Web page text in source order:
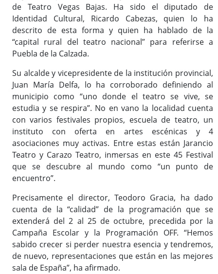
de Teatro Vegas Bajas. Ha sido el diputado de
Identidad Cultural, Ricardo Cabezas, quien lo ha
descrito de esta forma y quien ha hablado de la
“capital rural del teatro nacional” para referirse a
Puebla de la Calzada.
Su alcalde y vicepresidente de la institución provincial,
Juan María Delfa, lo ha corroborado definiendo al
municipio como “uno donde el teatro se vive, se
estudia y se respira”. No en vano la localidad cuenta
con varios festivales propios, escuela de teatro, un
instituto con oferta en artes escénicas y 4
asociaciones muy activas. Entre estas están Jarancio
Teatro y Carazo Teatro, inmersas en este 45 Festival
que se descubre al mundo como “un punto de
encuentro”.
Precisamente el director, Teodoro Gracia, ha dado
cuenta de la “calidad” de la programación que se
extenderá del 2 al 25 de octubre, precedida por la
Campaña Escolar y la Programación OFF. “Hemos
sabido crecer si perder nuestra esencia y tendremos,
de nuevo, representaciones que están en las mejores
sala de España”, ha afirmado.